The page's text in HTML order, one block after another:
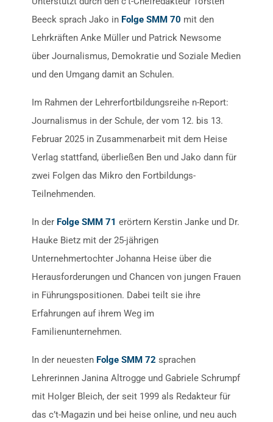
Beeck sprach Jako in Folge SMM 70 mit den
Lehrkräften Anke Müller und Patrick Newsome
über Journalismus, Demokratie und Soziale Medien
und den Umgang damit an Schulen.
Im Rahmen der Lehrerfortbildungsreihe n-Report:
Journalismus in der Schule, der vom 12. bis 13.
Februar 2025 in Zusammenarbeit mit dem Heise
Verlag stattfand, überließen Ben und Jako dann für
zwei Folgen das Mikro den Fortbildungs-
Teilnehmenden.
In der Folge SMM 71 erörtern Kerstin Janke und Dr.
Hauke Bietz mit der 25-jährigen
Unternehmertochter Johanna Heise über die
Herausforderungen und Chancen von jungen Frauen
in Führungspositionen. Dabei teilt sie ihre
Erfahrungen auf ihrem Weg im
Familienunternehmen.
In der neuesten Folge SMM 72 sprachen
Lehrerinnen Janina Altrogge und Gabriele Schrumpf
mit Holger Bleich, der seit 1999 als Redakteur für
das c’t-Magazin und bei heise online, und neu auch